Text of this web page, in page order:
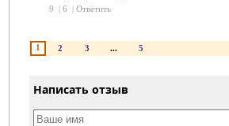
9
| 6 | Ответить
1 2 3 ... 5
Написать отзыв